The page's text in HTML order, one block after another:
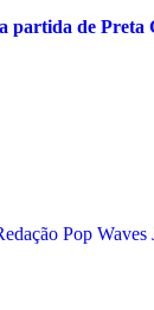
partida de Preta
Pop Waves